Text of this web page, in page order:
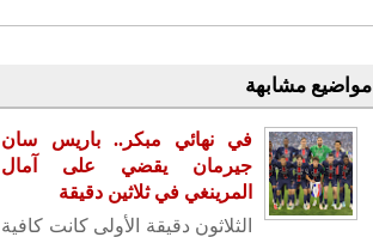
مواضيع مشابهة
في نهائي مبكر.. باريس سان
جيرمان يقضي على آمال
المرينغي في ثلاثين دقيقة
الثلاثون دقيقة الأولى كانت كافية